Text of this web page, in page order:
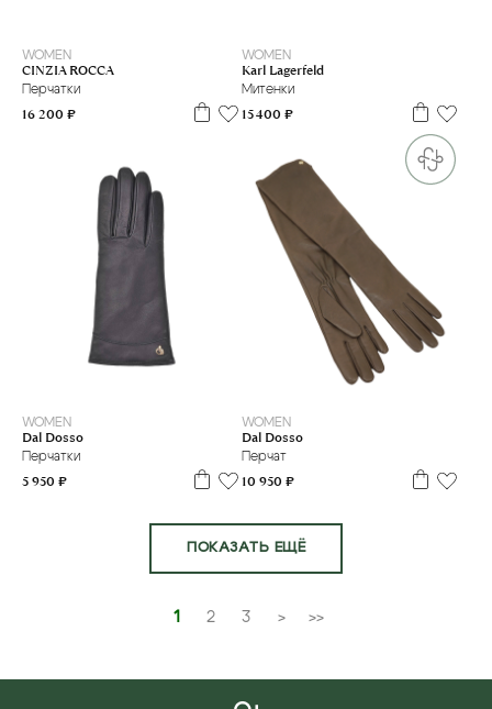
WOMEN
CINZIA ROCCA
Перчатки
16 200 ₽
WOMEN
Karl Lagerfeld
Митенки
15 400 ₽
WOMEN
Dal Dosso
Перчатки
5 950 ₽
122см
WOMEN
Dal Dosso
Перчат
10 950 ₽
ПОКАЗАТЬ ЕЩЁ
1 2 3 > >>